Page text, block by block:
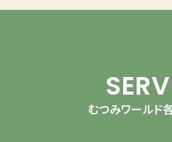
むつみワールド